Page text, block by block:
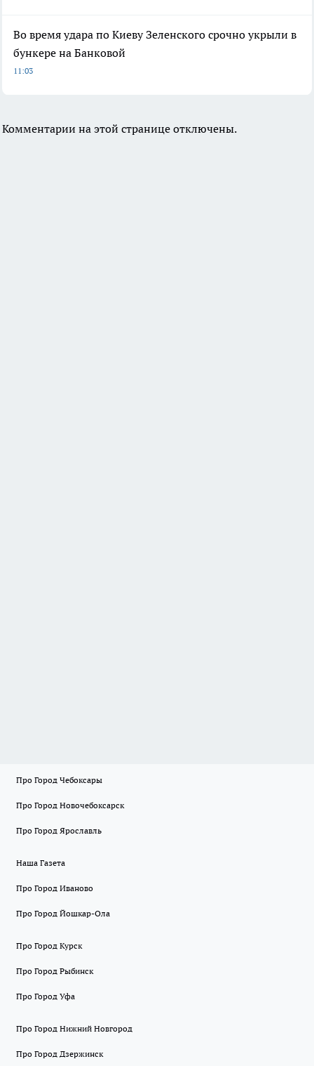
Во время удара по Киеву Зеленского срочно укрыли в
бункере на Банковой
11:03
Комментарии на этой странице отключены.
Про Город Чебоксары
Про Город Новочебоксарск
Про Город Ярославль
Наша Газета
Про Город Иваново
Про Город Йошкар-Ола
Про Город Курск
Про Город Рыбинск
Про Город Уфа
Про Город Нижний Новгород
Про Город Дзержинск